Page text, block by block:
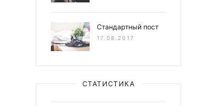
Стандартный пост
17.08.2017
СТАТИСТИКА